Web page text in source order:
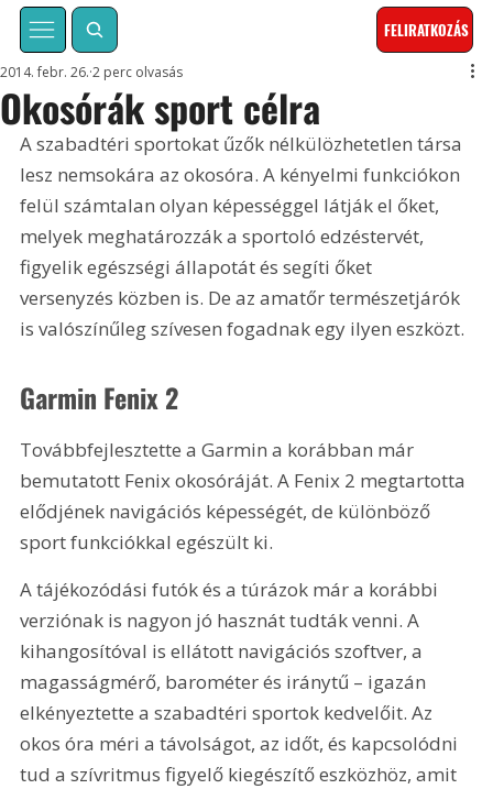
FELIRATKOZÁS
Okosórák sport célra
2014. febr. 26. 2 perc olvasás
A szabadtéri sportokat űzők nélkülözhetetlen társa
lesz nemsokára az okosóra. A kényelmi funkciókon
felül számtalan olyan képességgel látják el őket,
melyek meghatározzák a sportoló edzéstervét,
figyelik egészségi állapotát és segíti őket
versenyzés közben is. De az amatőr természetjárók
is valószínűleg szívesen fogadnak egy ilyen eszközt.
Garmin Fenix 2
Továbbfejlesztette a Garmin a korábban már
bemutatott Fenix okosóráját. A Fenix 2 megtartotta
elődjének navigációs képességét, de különböző
sport funkciókkal egészült ki.
A tájékozódási futók és a túrázok már a korábbi
verziónak is nagyon jó hasznát tudták venni. A
kihangosítóval is ellátott navigációs szoftver, a
magasságmérő, barométer és iránytű – igazán
elkényeztette a szabadtéri sportok kedvelőit. Az
okos óra méri a távolságot, az időt, és kapcsolódni
tud a szívritmus figyelő kiegészítő eszközhöz, amit